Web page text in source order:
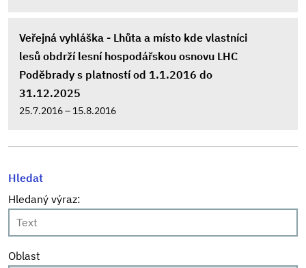
Veřejná vyhláška - Lhůta a místo kde vlastníci
lesů obdrží lesní hospodářskou osnovu LHC
Poděbrady s platností od 1.1.2016 do
31.12.2025
25.7.2016 – 15.8.2016
Hledat
Hledaný výraz:
Oblast